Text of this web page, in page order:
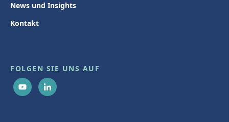
News und Insights
Kontakt
FOLGEN SIE UNS AUF